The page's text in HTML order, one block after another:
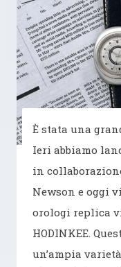
È stata una
Ieri abbiamo
in
Newson e oggi
orologi replica
HODINKEE.
un’ampia